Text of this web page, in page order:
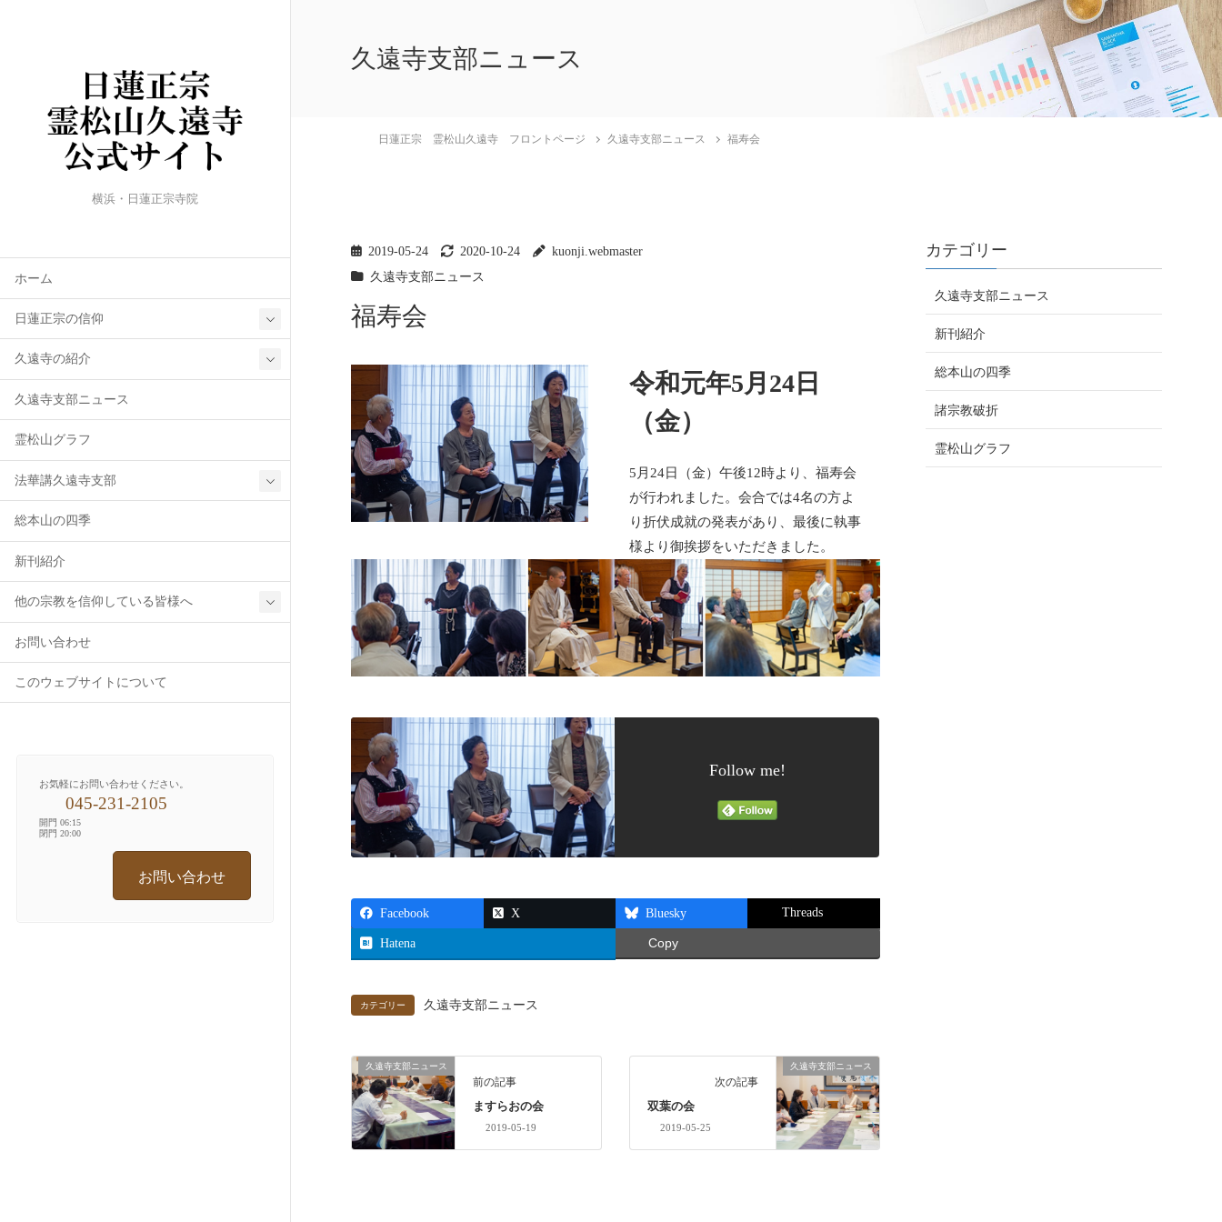
横浜・日蓮正宗寺院
ホーム
日蓮正宗の信仰
久遠寺の紹介
久遠寺支部ニュース
霊松山グラフ
法華講久遠寺支部
総本山の四季
新刊紹介
他の宗教を信仰している皆様へ
創価学会の皆さん、ご存知ですか？
お問い合わせ
このウェブサイトについて
お気軽にお問い合わせください。
045-231-2105
開門 06:15
閉門 20:00
お問い合わせ
久遠寺支部ニュース
日蓮正宗 霊松山久遠寺 フロントページ 久遠寺支部ニュース 福寿会
2019-05-24 2020-10-24
kuonji.webmaster
久遠寺支部ニュース
福寿会
令和元年5月24日
（金）
5月24日（金）午後12時より、福寿会
が行われました。会合では4名の方よ
り折伏成就の発表があり、最後に執事
様より御挨拶をいただきました。
Follow me!
Facebook X Bluesky Threads
Hatena Copy
カテゴリー 久遠寺支部ニュース
久遠寺支部ニュース
前の記事
ますらおの会
2019-05-19
久遠寺支部ニュース
次の記事
双葉の会
2019-05-25
カテゴリー
久遠寺支部ニュース
新刊紹介
総本山の四季
諸宗教破折
霊松山グラフ